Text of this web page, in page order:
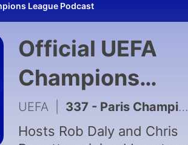
League Podcast
Official UEFA
Champions
League Podcast
UEFA 337 - Paris Champions of Europe once again
Hosts Rob Daly and Chris